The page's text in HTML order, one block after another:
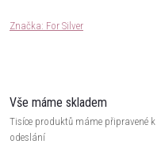
Značka: For Silver
Vše máme skladem
Tisíce produktů máme připravené k
odeslání